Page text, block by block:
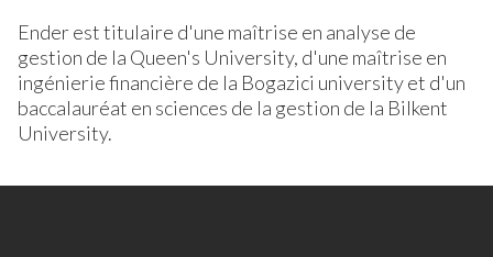
Ender est titulaire d'une maîtrise en analyse de
gestion de la Queen's University, d'une maîtrise en
ingénierie financière de la Bogazici university et d'un
baccalauréat en sciences de la gestion de la Bilkent
University.